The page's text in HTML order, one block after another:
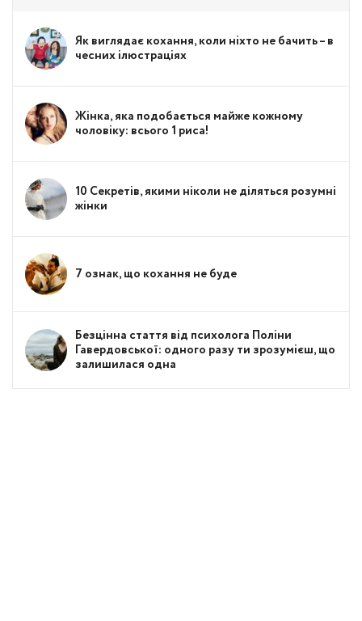
Як виглядає кохання, коли ніхто не бачить – в
чесних ілюстраціях
Жінка, яка подобається майже кожному
чоловіку: всього 1 риса!
10 Секретів, якими ніколи не діляться розумні
жінки
7 ознак, що кохання не буде
Безцінна стаття від психолога Поліни
Гавердовської: одного разу ти зрозумієш, що
залишилася одна